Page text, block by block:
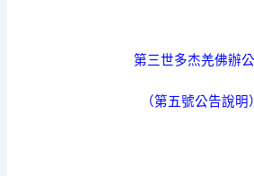
第三世多杰羌佛辦
（第五號公告說明）